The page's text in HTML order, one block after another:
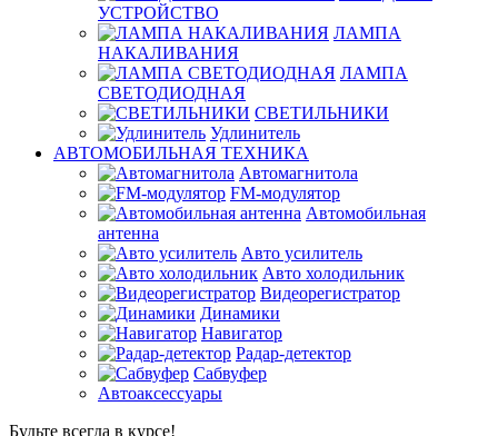
УСТРОЙСТВО
ЛАМПА
НАКАЛИВАНИЯ
ЛАМПА
СВЕТОДИОДНАЯ
СВЕТИЛЬНИКИ
Удлинитель
АВТОМОБИЛЬНАЯ ТЕХНИКА
Автомагнитола
FM-модулятор
Автомобильная
антенна
Авто усилитель
Авто холодильник
Видеорегистратор
Динамики
Навигатор
Радар-детектор
Сабвуфер
Автоаксессуары
Будьте всегда в курсе!